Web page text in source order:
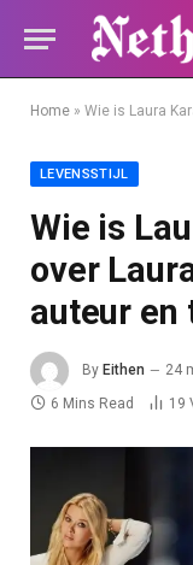
Home » Wie is Laura
LEVENSSTIJL
Wie is
over
auteur
By Eithen 24
6 Mins Read
19